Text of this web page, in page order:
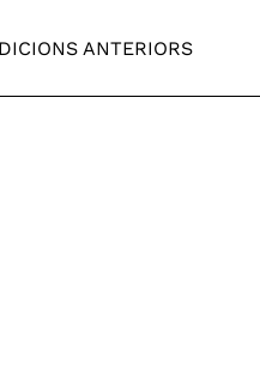
ANTERIORS